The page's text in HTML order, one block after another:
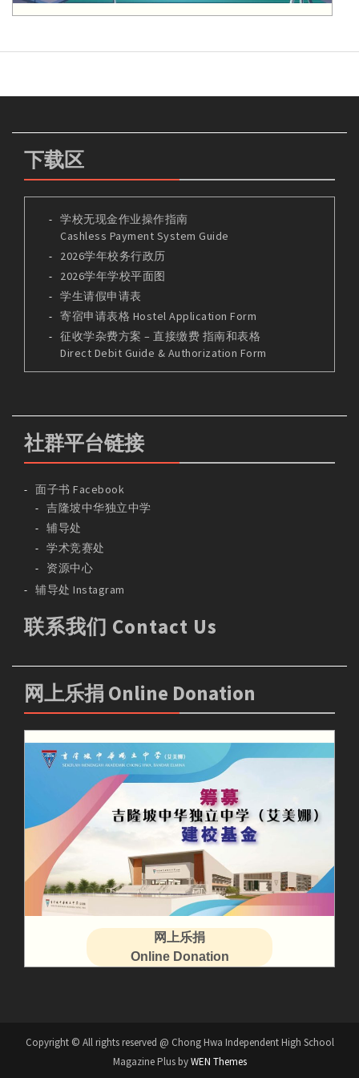
下载区
学校无现金作业操作指南
Cashless Payment System Guide
2026学年校务行政历
2026学年学校平面图
学生请假申请表
寄宿申请表格 Hostel Application Form
征收学杂费方案 – 直接缴费 指南和表格
Direct Debit Guide & Authorization Form
社群平台链接
面子书 Facebook
吉隆坡中华独立中学
辅导处
学术竞赛处
资源中心
辅导处 Instagram
联系我们 Contact Us
网上乐捐 Online Donation
网上乐捐
Online Donation
Copyright © All rights reserved @ Chong Hwa Independent High School
Magazine Plus byWEN Themes